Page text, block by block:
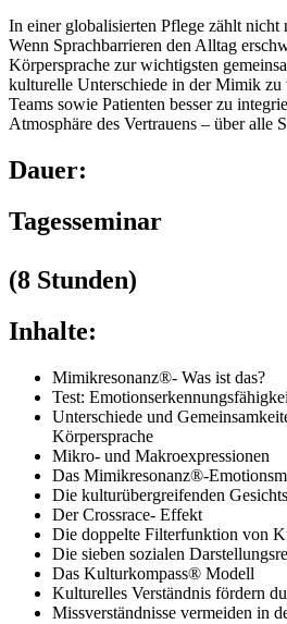
In einer globalisierten Pflege zählt nicht
Wenn Sprachbarrieren den Alltag
Körpersprache zur wichtigsten
kulturelle Unterschiede in der Mimik zu
Teams sowie Patienten besser zu
Atmosphäre des Vertrauens – über alle
Dauer:
Tagesseminar
(8 Stunden)
Inhalte:
Mimikresonanz®- Was ist das?
Test:
Unterschiede und
Körpersprache
Mikro- und Makroexpressionen
Das Mimikresonanz®-
Die kulturübergreifenden
Der Crossrace- Effekt
Die doppelte Filterfunktion von
Die sieben sozialen
Das Kulturkompass® Modell
Kulturelles Verständnis fördern
Missverständnisse vermeiden in